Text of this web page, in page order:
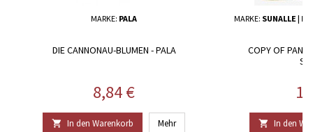
MARKE: PALA
DIE CANNONAU-BLUMEN - PALA
Preis
8,84 €
 In den Warenkorb Mehr
MARKE: SUNALLE | IL
COPY OF PANE
 In den